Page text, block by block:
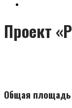
Проект
Общая площадь